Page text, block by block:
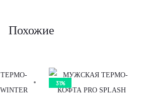
Похожие
31%